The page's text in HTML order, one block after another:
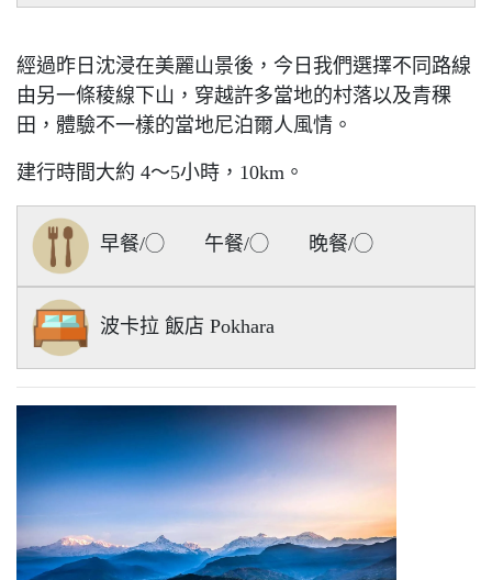
經過昨日沈浸在美麗山景後，今日我們選擇不同路線
由另一條稜線下山，穿越許多當地的村落以及青稞
田，體驗不一樣的當地尼泊爾人風情。
建行時間大約 4～5小時，10km。
早餐/◯ 午餐/◯ 晚餐/◯
波卡拉 飯店 Pokhara